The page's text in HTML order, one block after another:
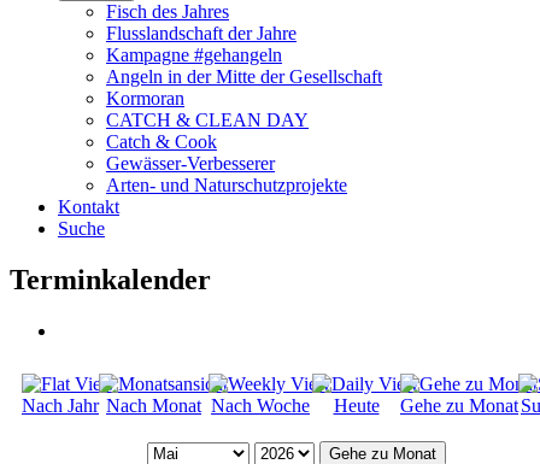
Fisch des Jahres
Flusslandschaft der Jahre
Kampagne #gehangeln
Angeln in der Mitte der Gesellschaft
Kormoran
CATCH & CLEAN DAY
Catch & Cook
Gewässer-Verbesserer
Arten- und Naturschutzprojekte
Kontakt
Suche
Terminkalender
Nach Jahr Nach Monat Nach Woche Heute Gehe zu Monat
Gehe zu Monat